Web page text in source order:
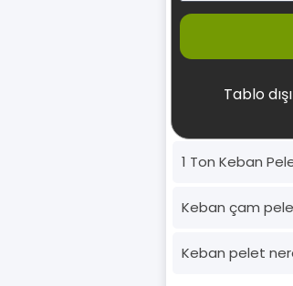
Tablo
1 Ton Keban
Keban çam
Keban pelet